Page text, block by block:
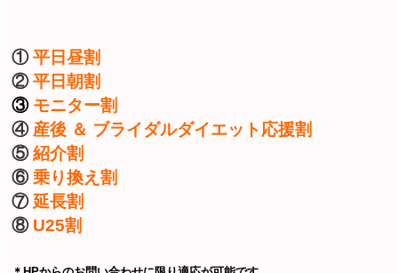
①平日昼割
②平日朝割
③ モニター割
④ 産後 ＆ ブライダルダイエット応援割
⑤紹介割
⑥乗り換え割
⑦延長割
⑧U25割